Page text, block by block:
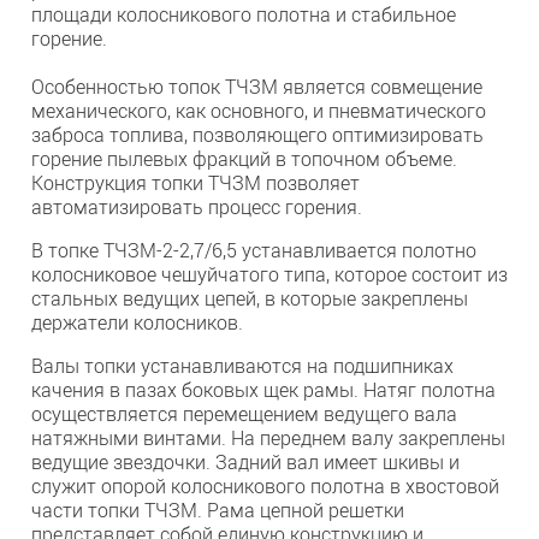
площади колосникового полотна и стабильное
горение.
Особенностью топок ТЧЗМ является совмещение
механического, как основного, и пневматического
заброса топлива, позволяющего оптимизировать
горение пылевых фракций в топочном объеме.
Конструкция топки ТЧЗМ позволяет
автоматизировать процесс горения.
В топке ТЧЗМ-2-2,7/6,5 устанавливается полотно
колосниковое чешуйчатого типа, которое состоит из
стальных ведущих цепей, в которые закреплены
держатели колосников.
Валы топки устанавливаются на подшипниках
качения в пазах боковых щек рамы. Натяг полотна
осуществляется перемещением ведущего вала
натяжными винтами. На переднем валу закреплены
ведущие звездочки. Задний вал имеет шкивы и
служит опорой колосникового полотна в хвостовой
части топки ТЧЗМ. Рама цепной решетки
представляет собой единую конструкцию и